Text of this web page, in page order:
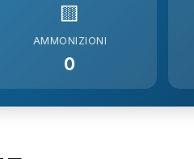
🟨
AMMONIZIONI
0